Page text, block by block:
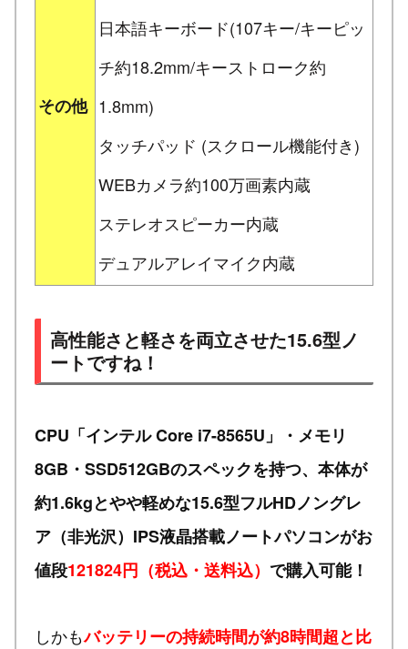
その他
日本語キーボード(107キー/キーピッ
チ約18.2mm/キーストローク約
1.8mm)
タッチパッド (スクロール機能付き)
WEBカメラ約100万画素内蔵
ステレオスピーカー内蔵
デュアルアレイマイク内蔵
高性能さと軽さを両立させた15.6型ノ
ートですね！
CPU「インテル Core i7-8565U」・メモリ
8GB・SSD512GBのスペックを持つ、本体が
約1.6kgとやや軽めな15.6型フルHDノングレ
ア（非光沢）IPS液晶搭載ノートパソコンがお
値段121824円（税込・送料込） で購入可能！
しかもバッテリーの持続時間が約8時間超と比